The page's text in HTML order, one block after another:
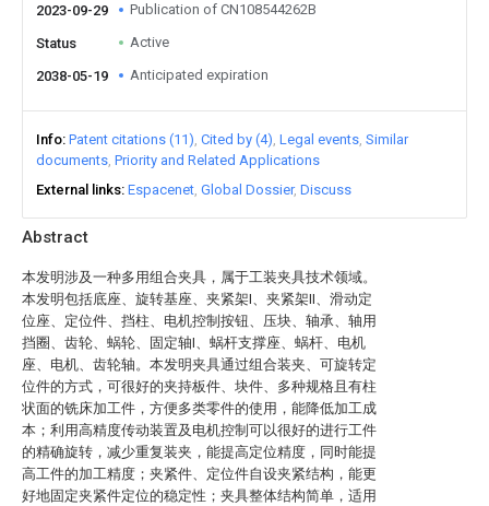
Abstract
本发明涉及一种多用组合夹具，属于工装夹具技术领域。
本发明包括底座、旋转基座、夹紧架I、夹紧架II、滑动定
位座、定位件、挡柱、电机控制按钮、压块、轴承、轴用
挡圈、齿轮、蜗轮、固定轴I、蜗杆支撑座、蜗杆、电机
座、电机、齿轮轴。本发明夹具通过组合装夹、可旋转定
位件的方式，可很好的夹持板件、块件、多种规格且有柱
状面的铣床加工件，方便多类零件的使用，能降低加工成
本；利用高精度传动装置及电机控制可以很好的进行工件
的精确旋转，减少重复装夹，能提高定位精度，同时能提
高工件的加工精度；夹紧件、定位件自设夹紧结构，能更
好地固定夹紧件定位的稳定性；夹具整体结构简单，适用
2023-09-29 Publication of CN108544262B
Status Active
2038-05-19 Anticipated expiration
Info Patent citations (11) Cited by (4) Legal events Similar
documents Priority and Related Applications
External links Espacenet Global Dossier Discuss